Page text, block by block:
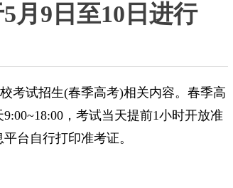
月9日至10日进行
试招生(春季高考)相关内容。春季高
，考试当天提前1小时开放准
台自行打印准考证。